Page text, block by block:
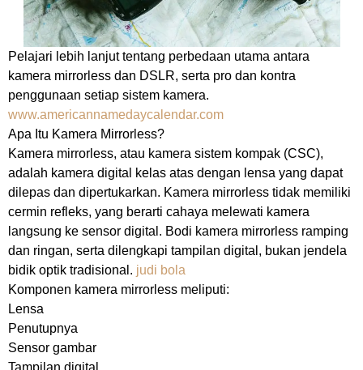
Pelajari lebih lanjut tentang perbedaan utama antara
kamera mirrorless dan DSLR, serta pro dan kontra
penggunaan setiap sistem kamera.
www.americannamedaycalendar.com
Apa Itu Kamera Mirrorless?
Kamera mirrorless, atau kamera sistem kompak (CSC),
adalah kamera digital kelas atas dengan lensa yang dapat
dilepas dan dipertukarkan. Kamera mirrorless tidak memiliki
cermin refleks, yang berarti cahaya melewati kamera
langsung ke sensor digital. Bodi kamera mirrorless ramping
dan ringan, serta dilengkapi tampilan digital, bukan jendela
bidik optik tradisional. judi bola
Komponen kamera mirrorless meliputi:
Lensa
Penutupnya
Sensor gambar
Tampilan digital